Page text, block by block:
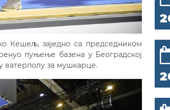
Кешељ, заједно са председником
пуњење базена у Београдској
ватерполу за мушкарце.